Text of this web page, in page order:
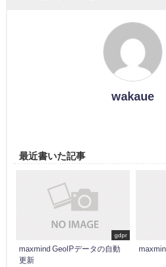
wakaue
最近書いた記事
gdpr
maxmind GeoIPデータの自動
更新